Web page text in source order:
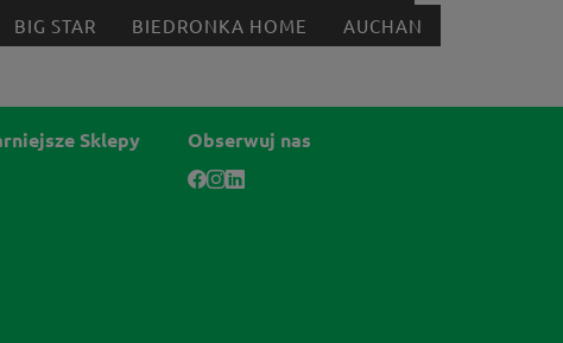
BIG STAR BIEDRONKA HOME
AUCHAN
Sklepy Obserwuj nas